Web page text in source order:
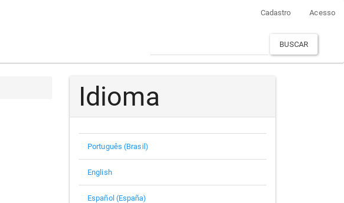
Cadastro Acesso
BUSCAR
Idioma
Português (Brasil)
English
Español (España)